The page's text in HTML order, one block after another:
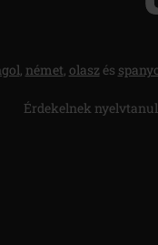
, német, olaszés
Érdekelnek